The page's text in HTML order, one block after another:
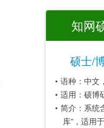
知网
硕士/
• 语种：中文
• 适用：硕博
• 简介：系统
库”，适用